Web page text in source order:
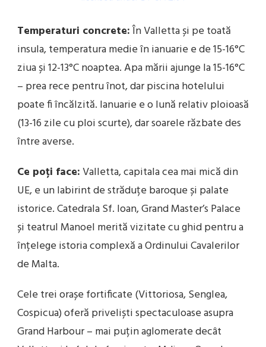
Temperaturi concrete:În Valletta și pe toată
insula, temperatura medie în ianuarie e de 15-16°C
ziua și 12-13°C noaptea. Apa mării ajunge la 15-16°C
– prea rece pentru înot, dar piscina hotelului
poate fi încălzită. Ianuarie e o lună relativ ploioasă
(13-16 zile cu ploi scurte), dar soarele răzbate des
între averse.
Ce poți face:Valletta, capitala cea mai mică din
UE, e un labirint de străduțe baroque și palate
istorice. Catedrala Sf. Ioan, Grand Master’s Palace
și teatrul Manoel merită vizitate cu ghid pentru a
înțelege istoria complexă a Ordinului Cavalerilor
de Malta.
Cele trei orașe fortificate (Vittoriosa, Senglea,
Cospicua) oferă priveliști spectaculoase asupra
Grand Harbour – mai puțin aglomerate decât